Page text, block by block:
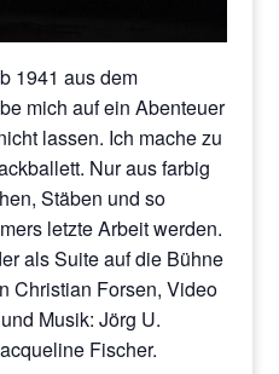
1941 aus dem
mich auf ein Abenteuer
lassen. Ich mache zu
Nur aus farbig
Stäben und so
letzte Arbeit werden.
als Suite auf die Bühne
Christian Forsen, Video
Musik: Jörg U.
Fischer.